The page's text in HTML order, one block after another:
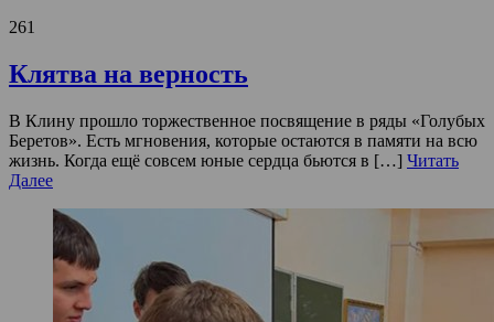
261
Клятва на верность
В Клину прошло торжественное посвящение в ряды «Голубых
Беретов». Есть мгновения, которые остаются в памяти на всю
жизнь. Когда ещё совсем юные сердца бьются в […] Читать
Далее